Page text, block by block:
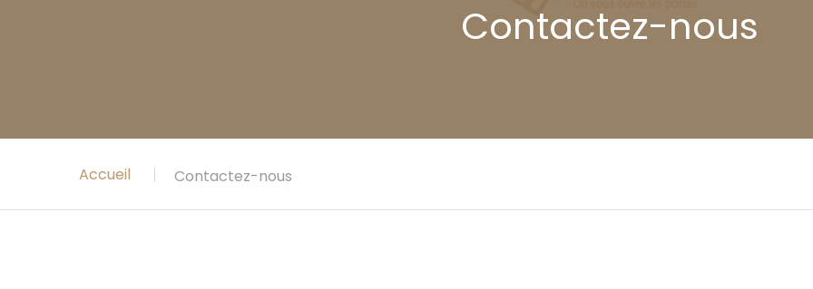
Contactez-nous
Accueil Contactez-nous